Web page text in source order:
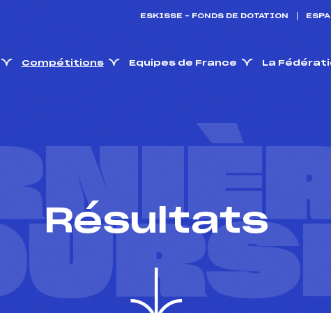
ESKISSE – FONDS DE DOTATION
Compétitions Equipes de France La
Résultats